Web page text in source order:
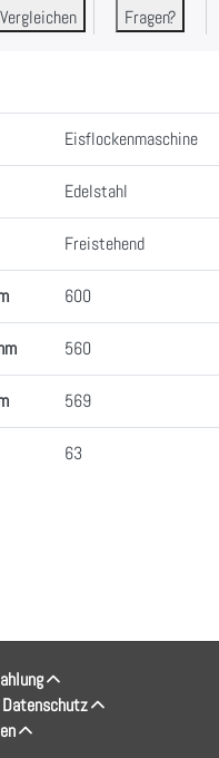
Vergleichen Fragen?
Eisflockenmaschine
Edelstahl
Freistehend
600
560
569
63